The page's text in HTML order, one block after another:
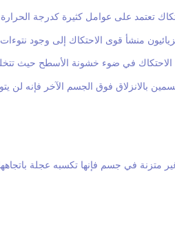
تعتمد على عوامل كثيرة كدرجة
منشأ قوى الاحتكاك إلى وجود
في ضوء خشونة الأسطح حيث تتخلل
بالانزلاق فوق الجسم الآخر فإنه لن
متزنة في جسم فإنها تكسبه عجلة